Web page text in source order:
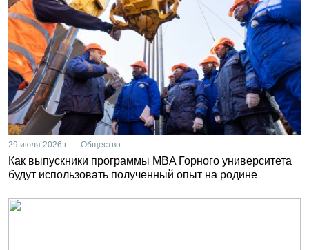
29 июля 2026 г. — Общество
Как выпускники программы MBA Горного университета
будут использовать полученный опыт на родине